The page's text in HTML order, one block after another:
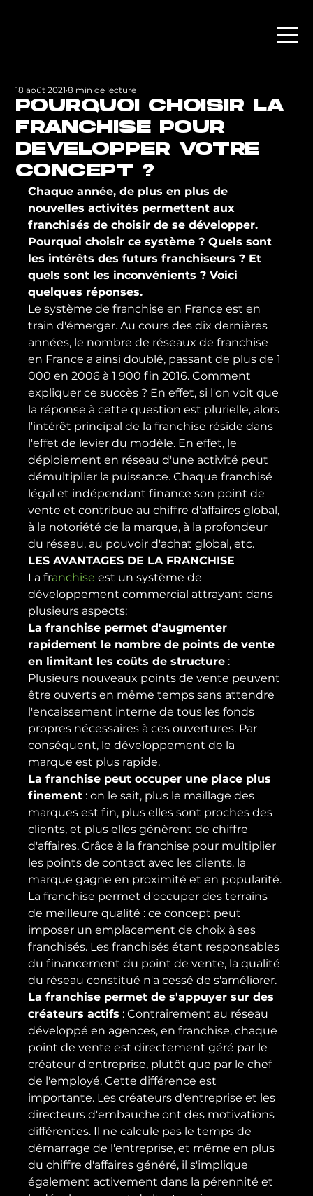
POURQUOI CHOISIR LA
FRANCHISE POUR
DEVELOPPER VOTRE
CONCEPT ?
18 août 2021 8 min de lecture
Chaque année, de plus en plus de
nouvelles activités permettent aux
franchisés de choisir de se développer.
Pourquoi choisir ce système ? Quels sont
les intérêts des futurs franchiseurs ? Et
quels sont les inconvénients ? Voici
quelques réponses.
Le système de franchise en France est en
train d'émerger. Au cours des dix dernières
années, le nombre de réseaux de franchise
en France a ainsi doublé, passant de plus de 1
000 en 2006 à 1 900 fin 2016. Comment
expliquer ce succès ? En effet, si l'on voit que
la réponse à cette question est plurielle, alors
l'intérêt principal de la franchise réside dans
l'effet de levier du modèle. En effet, le
déploiement en réseau d'une activité peut
démultiplier la puissance. Chaque franchisé
légal et indépendant finance son point de
vente et contribue au chiffre d'affaires global,
à la notoriété de la marque, à la profondeur
du réseau, au pouvoir d'achat global, etc.
LES AVANTAGES DE LA FRANCHISE
La franchise est un système de
développement commercial attrayant dans
plusieurs aspects:
La franchise permet d'augmenter
rapidement le nombre de points de vente
en limitant les coûts de structure :
Plusieurs nouveaux points de vente peuvent
être ouverts en même temps sans attendre
l'encaissement interne de tous les fonds
propres nécessaires à ces ouvertures. Par
conséquent, le développement de la
marque est plus rapide.
La franchise peut occuper une place plus
finement : on le sait, plus le maillage des
marques est fin, plus elles sont proches des
clients, et plus elles génèrent de chiffre
d'affaires. Grâce à la franchise pour multiplier
les points de contact avec les clients, la
marque gagne en proximité et en popularité.
La franchise permet d'occuper des terrains
de meilleure qualité : ce concept peut
imposer un emplacement de choix à ses
franchisés. Les franchisés étant responsables
du financement du point de vente, la qualité
du réseau constitué n'a cessé de s'améliorer.
La franchise permet de s'appuyer sur des
créateurs actifs : Contrairement au réseau
développé en agences, en franchise, chaque
point de vente est directement géré par le
créateur d'entreprise, plutôt que par le chef
de l'employé. Cette différence est
importante. Les créateurs d'entreprise et les
directeurs d'embauche ont des motivations
différentes. Il ne calcule pas le temps de
démarrage de l'entreprise, et même en plus
du chiffre d'affaires généré, il s'implique
également activement dans la pérennité et